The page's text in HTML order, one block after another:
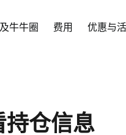
牛牛圈 费用 优惠与
持仓信息